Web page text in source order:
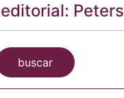
Peters
buscar